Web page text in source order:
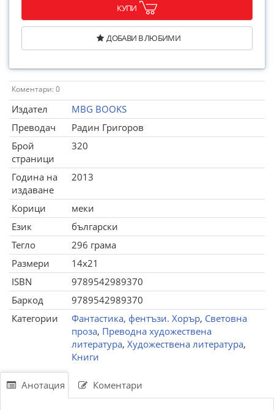
КУПИ
ДОБАВИ В ЛЮБИМИ
Коментари: 0
Издател
MBG BOOKS
Преводач
Радин Григоров
Брой
страници
320
Година на
издаване
2013
Корици
меки
Език
български
Тегло
296 грама
Размери
14x21
ISBN
9789542989370
Баркод
9789542989370
Категории
Фантастика, фентъзи. Хорър, Световна
проза, Преводна художествена
литература, Художествена литература,
Книги
Анотация Коментари